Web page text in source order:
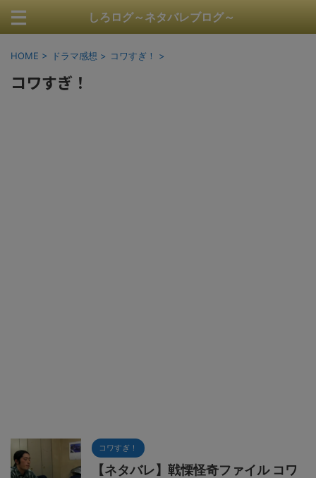
しろログ～ネタバレブログ～
HOME > ドラマ感想 > コワすぎ！ >
コワすぎ！
コワすぎ！
【ネタバレ】戦慄怪奇ファイル コワ